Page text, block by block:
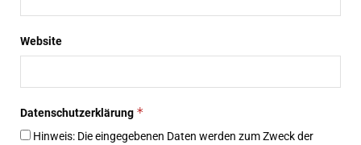
Website
Datenschutzerklärung *
Hinweis: Die eingegebenen Daten werden zum Zweck der